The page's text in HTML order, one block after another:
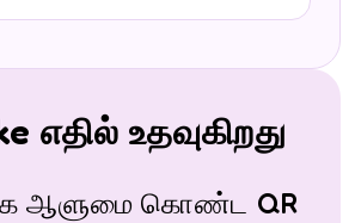
எதில் உதவுகிறது
ஆளுமை கொண்ட QR